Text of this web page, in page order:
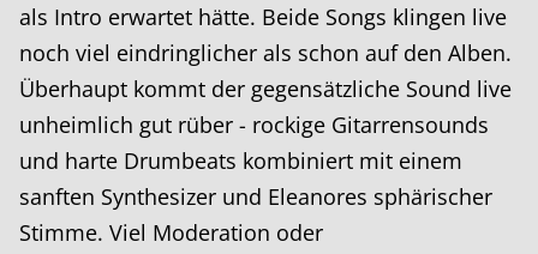
als Intro erwartet hätte. Beide Songs klingen live
noch viel eindringlicher als schon auf den Alben.
Überhaupt kommt der gegensätzliche Sound live
unheimlich gut rüber - rockige Gitarrensounds
und harte Drumbeats kombiniert mit einem
sanften Synthesizer und Eleanores sphärischer
Stimme. Viel Moderation oder